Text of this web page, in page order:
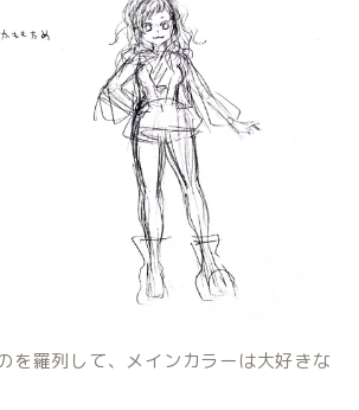
を羅列して、メインカラーは大好きな